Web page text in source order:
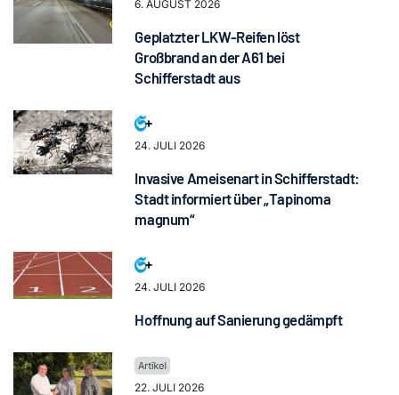
6. AUGUST 2026
Geplatzter LKW-Reifen löst
Großbrand an der A61 bei
Schifferstadt aus
24. JULI 2026
Invasive Ameisenart in Schifferstadt:
Stadt informiert über „Tapinoma
magnum“
24. JULI 2026
Hoffnung auf Sanierung gedämpft
22. JULI 2026